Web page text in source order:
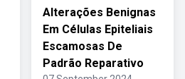
Alterações Benignas
Em Células Epiteliais
Escamosas De
Padrão Reparativo